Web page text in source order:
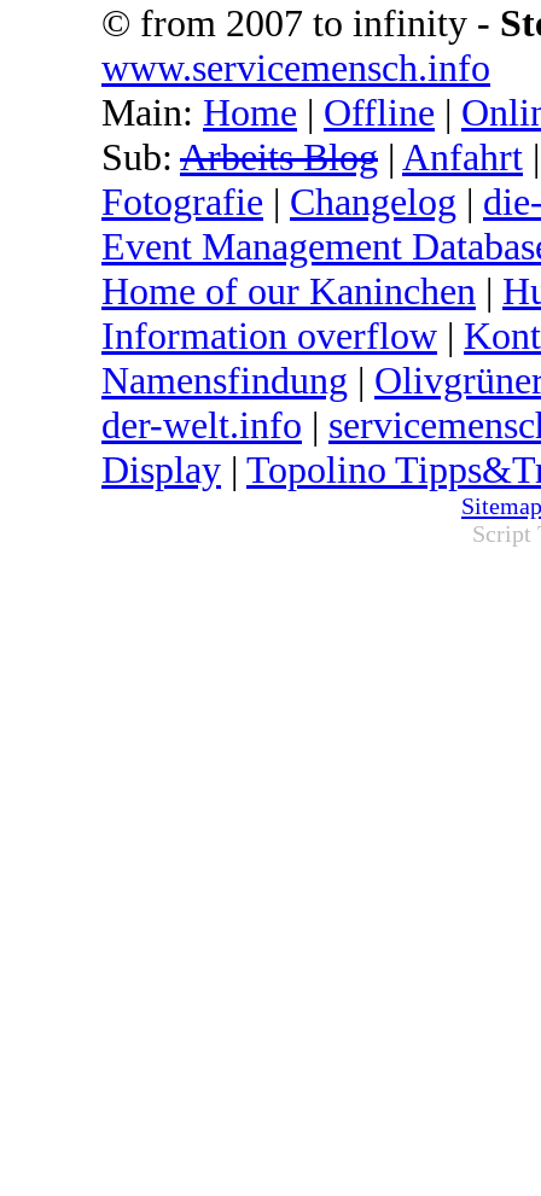
© from 2007 to infinity -
www.servicemensch.info
Main: Home | Offline |
Sub: Arbeits Blog | Anfahrt
Fotografie | Changelog |
Event Management
Home of our Kaninchen |
Information overflow |
Namensfindung |
der-welt.info |
Display | Topolino
Script